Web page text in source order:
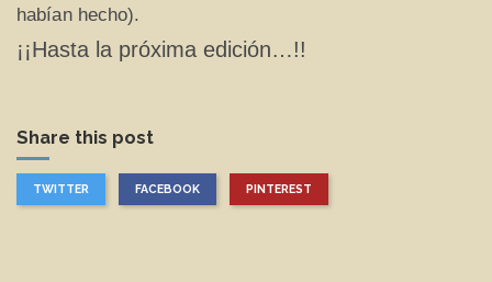
habían hecho).
¡¡Hasta la próxima edición…!!
Share this post
TWITTER FACEBOOK PINTEREST